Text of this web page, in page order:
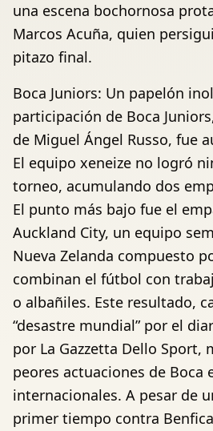
una escena bochornosa
Marcos Acuña, quien
pitazo final.
Boca Juniors: Un papelón
participación de Boca
de Miguel Ángel Russo, fue
El equipo xeneize no logró
torneo, acumulando dos
El punto más bajo fue el
Auckland City, un equipo
Nueva Zelanda compuesto
combinan el fútbol con
o albañiles. Este resultado,
“desastre mundial” por el
por La Gazzetta Dello Sport,
peores actuaciones de Boca
internacionales. A pesar de
primer tiempo contra